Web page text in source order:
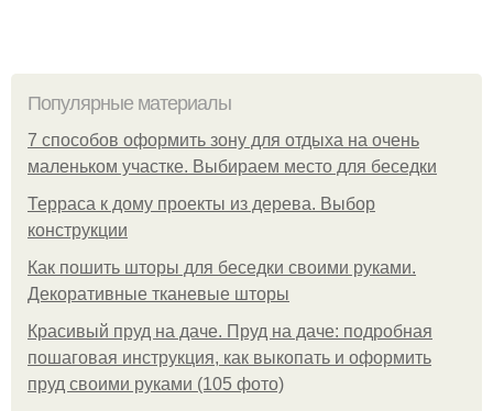
Популярные материалы
7 способов оформить зону для отдыха на очень
маленьком участке. Выбираем место для беседки
Терраса к дому проекты из дерева. Выбор
конструкции
Как пошить шторы для беседки своими руками.
Декоративные тканевые шторы
Красивый пруд на даче. Пруд на даче: подробная
пошаговая инструкция, как выкопать и оформить
пруд своими руками (105 фото)